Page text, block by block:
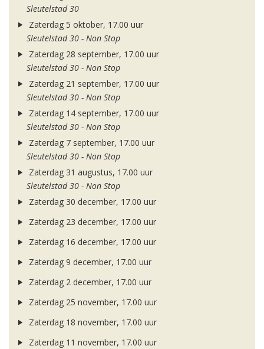
Sleutelstad 30
Zaterdag 5 oktober, 17.00 uur
Sleutelstad 30 - Non Stop
Zaterdag 28 september, 17.00 uur
Sleutelstad 30 - Non Stop
Zaterdag 21 september, 17.00 uur
Sleutelstad 30 - Non Stop
Zaterdag 14 september, 17.00 uur
Sleutelstad 30 - Non Stop
Zaterdag 7 september, 17.00 uur
Sleutelstad 30 - Non Stop
Zaterdag 31 augustus, 17.00 uur
Sleutelstad 30 - Non Stop
Zaterdag 30 december, 17.00 uur
Zaterdag 23 december, 17.00 uur
Zaterdag 16 december, 17.00 uur
Zaterdag 9 december, 17.00 uur
Zaterdag 2 december, 17.00 uur
Zaterdag 25 november, 17.00 uur
Zaterdag 18 november, 17.00 uur
Zaterdag 11 november, 17.00 uur